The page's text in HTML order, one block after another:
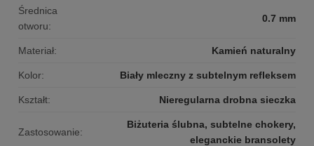
Średnica
otworu:
0.7 mm
Materiał: Kamień naturalny
Kolor: Biały mleczny z subtelnym refleksem
Kształt: Nieregularna drobna sieczka
Zastosowanie:
Biżuteria ślubna, subtelne chokery,
eleganckie bransolety